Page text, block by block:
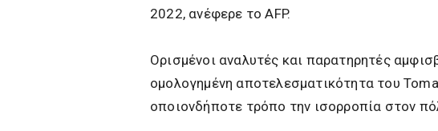
2022, ανέφερε το AFP.
Ορισμένοι αναλυτές και παρατηρητές
ομολογημένη αποτελεσματικότητα του
οποιονδήποτε τρόπο την ισορροπία στον